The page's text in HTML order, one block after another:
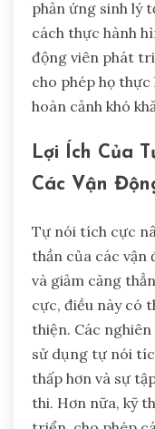
phản ứng sinh lý
cách thực hành
động viên phát
cho phép họ
hoàn cảnh khó
Lợi Ích Của
Các Vận
Tự nói tích cực
thần của các vận
và giảm căng
cực, điều này có
thiện. Các
sử dụng tự nói
thấp hơn và sự
thi. Hơn nữa, kỹ